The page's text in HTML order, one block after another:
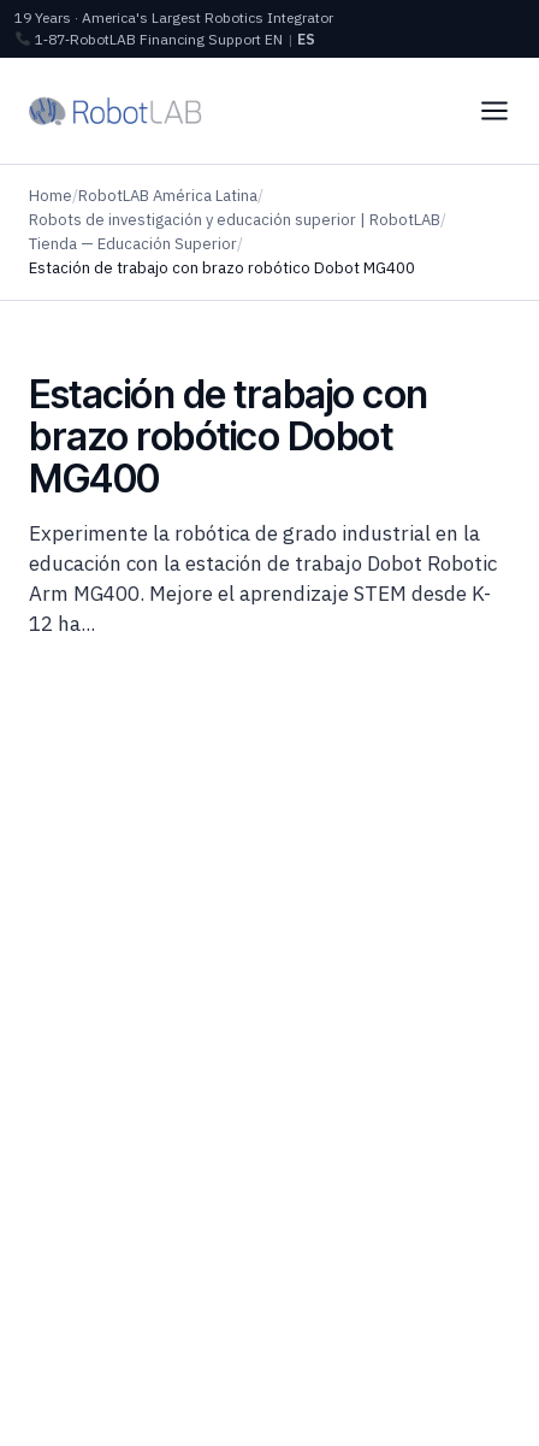
19 Years · America's Largest Robotics Integrator
1‑87‑RobotLAB Financing Support EN | ES
Home/RobotLAB América Latina/
Robots de investigación y educación superior | RobotLAB/
Tienda — Educación Superior/
Estación de trabajo con brazo robótico Dobot MG400
Estación de trabajo con
brazo robótico Dobot
MG400
Experimente la robótica de grado industrial en la
educación con la estación de trabajo Dobot Robotic
Arm MG400. Mejore el aprendizaje STEM desde K-
12 ha...